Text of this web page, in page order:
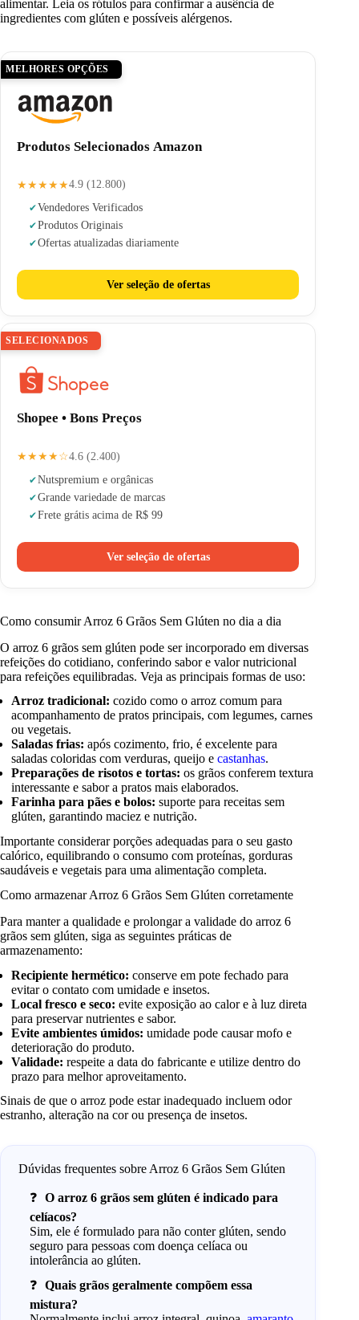
alimentar. Leia os rótulos para confirmar a ausência de
ingredientes com glúten e possíveis alérgenos.
MELHORES OPÇÕES
Produtos Selecionados Amazon
★★★★★4.9 (12.800)
Vendedores Verificados
Produtos Originais
Ofertas atualizadas diariamente
Ver seleção de ofertas
SELECIONADOS
Shopee • Bons Preços
★★★★☆4.6 (2.400)
Nutspremium e orgânicas
Grande variedade de marcas
Frete grátis acima de R$ 99
Ver seleção de ofertas
Como consumir Arroz 6 Grãos Sem Glúten no dia a dia
O arroz 6 grãos sem glúten pode ser incorporado em diversas
refeições do cotidiano, conferindo sabor e valor nutricional
para refeições equilibradas. Veja as principais formas de uso:
Arroz tradicional: cozido como o arroz comum para
acompanhamento de pratos principais, com legumes, carnes
ou vegetais.
Saladas frias: após cozimento, frio, é excelente para
saladas coloridas com verduras, queijo ecastanhas.
Preparações de risotos e tortas: os grãos conferem textura
interessante e sabor a pratos mais elaborados.
Farinha para pães e bolos: suporte para receitas sem
glúten, garantindo maciez e nutrição.
Importante considerar porções adequadas para o seu gasto
calórico, equilibrando o consumo com proteínas, gorduras
saudáveis e vegetais para uma alimentação completa.
Como armazenar Arroz 6 Grãos Sem Glúten corretamente
Para manter a qualidade e prolongar a validade do arroz 6
grãos sem glúten, siga as seguintes práticas de
armazenamento:
Recipiente hermético: conserve em pote fechado para
evitar o contato com umidade e insetos.
Local fresco e seco: evite exposição ao calor e à luz direta
para preservar nutrientes e sabor.
Evite ambientes úmidos: umidade pode causar mofo e
deterioração do produto.
Validade: respeite a data do fabricante e utilize dentro do
prazo para melhor aproveitamento.
Sinais de que o arroz pode estar inadequado incluem odor
estranho, alteração na cor ou presença de insetos.
Dúvidas frequentes sobre Arroz 6 Grãos Sem Glúten
O arroz 6 grãos sem glúten é indicado para
celíacos?
Sim, ele é formulado para não conter glúten, sendo
seguro para pessoas com doença celíaca ou
intolerância ao glúten.
Quais grãos geralmente compõem essa
mistura?